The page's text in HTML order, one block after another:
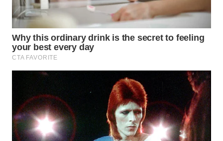
TOBA
WN
NIAS
WN
WN
TAPANULI
SELATAN